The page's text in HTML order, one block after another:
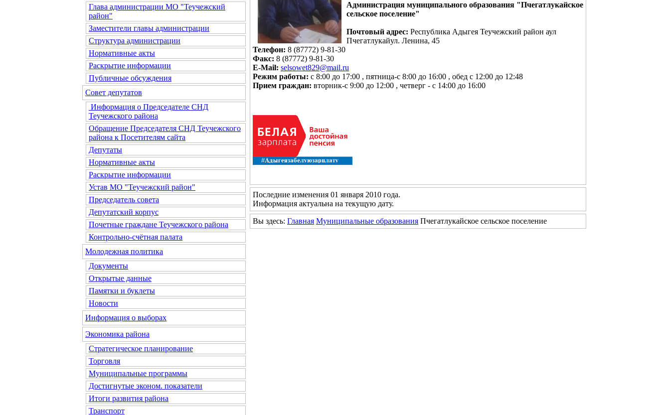
Глава администрации МО "Теучежский
район"
Заместители главы администрации
Структура администрации
Нормативные акты
Раскрытие информации
Публичные обсуждения
Совет депутатов
Информация о Председателе СНД
Теучежского района
Обращение Председателя СНД Теучежского
района к Посетителям сайта
Депутаты
Нормативные акты
Раскрытие информации
Устав МО "Теучежский район"
Председатель совета
Депутатский корпус
Почетные граждане Теучежского района
Контрольно-счётная палата
Молодежная политика
Документы
Открытые данные
Памятки и буклеты
Новости
Информация о выборах
Экономика района
Стратегическое планирование
Торговля
Муниципальные программы
Достигнутые эконом. показатели
Итоги развития района
Транспорт
Администрация муниципального образования "Пчегатлукайское
сельское поселение"
Почтовый адрес: Республика Адыгея Теучежский район аул
Пчегатлукайул. Ленина, 45
Телефон: 8 (87772) 9-81-30
Факс: 8 (87772) 9-81-30
E-Mail: selsowet829@mail.ru
Режим работы: с 8:00 до 17:00 , пятница-с 8:00 до 16:00 , обед с 12:00 до 12:48
Прием граждан: вторник-с 9:00 до 12:00 , четверг - с 14:00 до 16:00
Последние изменения 01 января 2010 года.
Информация актуальна на текущую дату.
Вы здесь: Главная Муниципальные образования Пчегатлукайское сельское поселение